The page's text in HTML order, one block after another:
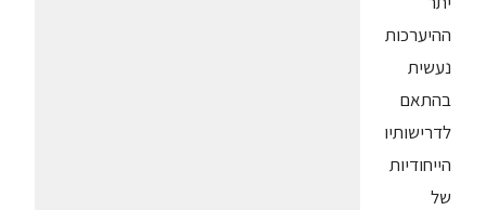
ההיערכות
נעשית
בהתאם
לדרישותיו
הייחודיות
של